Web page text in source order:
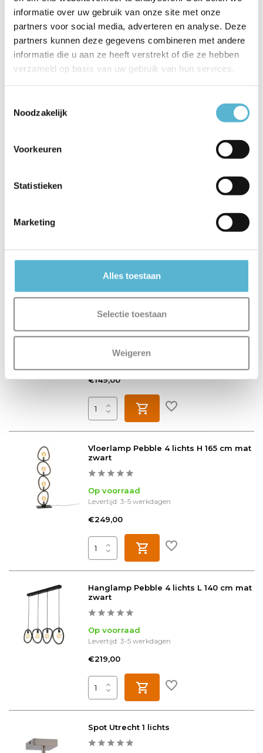
informatie over uw gebruik van onze site met onze
partners voor social media, adverteren en analyse. Deze
partners kunnen deze gegevens combineren met andere
informatie die u aan ze heeft verstrekt of die ze hebben
verzameld op basis van uw gebruik van hun services.
Noodzakelijk
Voorkeuren
Statistieken
Marketing
Alles toestaan
Selectie toestaan
Weigeren
Kapstok Tenaro B 80 cm H 24 cm
marmer zwart
Op voorraad
Kapstok Edge B 60 cm H 15 cm naturel
Kapstok Tweak B 100 cm H 33 cm
naturel
Op voorraad
€149,00
Vloerlamp Pebble 4 lichts H 165 cm mat
zwart
Op voorraad
Levertijd: 3-5 werkdagen
€249,00
Hanglamp Pebble 4 lichts L 140 cm mat
zwart
Op voorraad
Levertijd: 3-5 werkdagen
€219,00
Spot Utrecht 1 lichts